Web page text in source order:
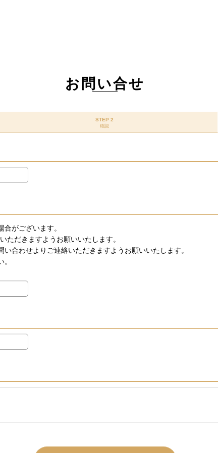
お問い合せ
STEP 2
確認
がございます。
だきますようお願いいたします。
合わせよりご連絡いただきますようお願いいたします。